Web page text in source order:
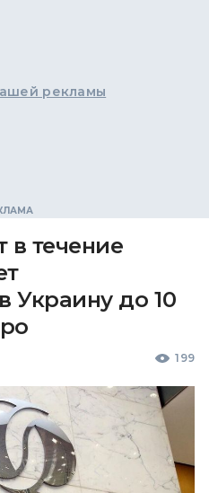
рекламы
в течение
Украину до 10
199